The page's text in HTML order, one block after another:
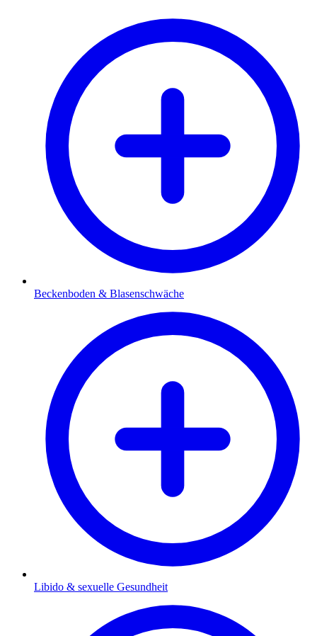
Beckenboden & Blasenschwäche
Libido & sexuelle Gesundheit